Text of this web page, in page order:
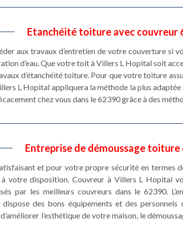
Etanchéité toiture avec couvreur
aux travaux d’entretien de votre couverture si
d’eau. Que votre toit à Villers L Hopital soit
d’étanchéité toiture. Pour que votre toiture
L Hopital appliquera la méthode la plus
chez vous dans le 62390 grâce à des
Entreprise de démoussage toiture
et pour votre propre sécurité en termes
votre disposition. Couvreur à Villers L Hopital
par les meilleurs couvreurs dans le 62390.
des bons équipements et des
l’esthétique de votre maison, le